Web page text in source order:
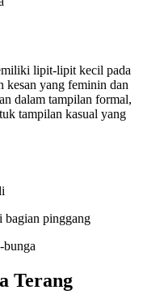
lipit-lipit kecil pada
kesan yang feminin dan
dalam tampilan formal,
tampilan kasual yang
bagian pinggang
Terang